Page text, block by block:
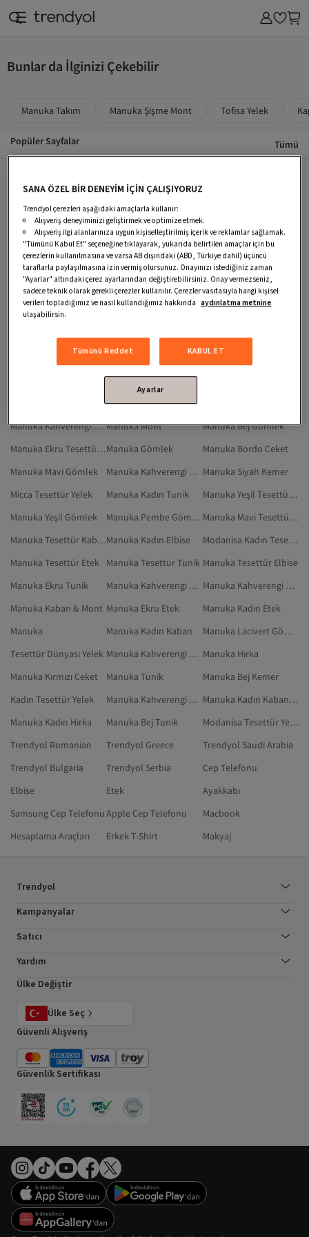
Bunlar da İlginizi Çekebilir
Manuka Takım Manuka Şişme Mont Tofisa Yelek
Popüler Sayfalar Tümü
Manuka Everyday Bag
Modanisa Şişme Yelek
Tesettür Şişme Yelek
Manuka Saten Etek
Manuka Kanvas Çanta Düğmeli Manuka Yelek Regular Manuka Yelek
Dokuma Manuka Yelek Viskon Manuka Yelek
Tunik Manuka Yelek
Kumaş Manuka Yelek
Polyester Manuka Yelek
Kolsuz Manuka Yelek
Manuka Kadın Giyim
Manuka Gri Tesettür CeketManuka Giyim
Manuka Pembe Ceket
Manuka Broş
Manuka Haki Ceket
Manuka Gri Ceket
Manuka Kahverengi Kemer
Manuka Kahverengi Gömlek Manuka Mont
Manuka Bej Gömlek
Manuka Ekru Tesettür GömlekManuka Gömlek
Manuka Bordo Ceket
Manuka Mavi Gömlek
Manuka Kahverengi Tesettür Gömlek Manuka Siyah Kemer
Micca Tesettür Yelek
Manuka Kadın Tunik
Manuka Yeşil Tesettür Gömlek
Manuka Yeşil Gömlek
Manuka Pembe Gömlek
Manuka Mavi Tesettür Gömlek
Manuka Tesettür KabanManuka Kadın Elbise
Modanisa Kadın Tesettür Yelek
Manuka Tesettür Etek
Manuka Tesettür Tunik Manuka Tesettür Elbise
Manuka Ekru Tunik
Manuka Kahverengi Etek
Manuka Kahverengi Kaban
Manuka Kaban & Mont Manuka Ekru Etek
Manuka Kadın Etek
Manuka
Manuka Kadın Kaban
Manuka Lacivert Gömlek
Tesettür Dünyası Yelek
Manuka Kahverengi Bere Manuka Hırka
Manuka Kırmızı Ceket
Manuka Tunik
Manuka Bej Kemer
Kadın Tesettür Yelek
Manuka Kahverengi Kaban & Mont
Manuka Kadın Kaban & Mont
Manuka Kadın Hırka
Manuka Bej Tunik
Modanisa Tesettür Yelek
Trendyol Romanian
Trendyol Greece
Trendyol Saudi Arabia
Trendyol Bulgaria
Trendyol Serbia
Cep Telefonu
Elbise
Etek
Ayakkabı
Samsung Cep TelefonuApple Cep Telefonu
Macbook
Hesaplama Araçları
Erkek T-Shirt Makyaj
Trendyol
Kampanyalar
Satıcı
Yardım
Ülke Değiştir
Ülke Seç
Güvenli Alışveriş
Güvenlik Sertifikası
SANA ÖZEL BİR DENEYİM İÇİN ÇALIŞIYORUZ
Trendyol çerezleri aşağıdaki amaçlarla kullanır:
Alışveriş deneyiminizi geliştirmek ve optimize etmek.
Alışveriş ilgi alanlarınıza uygun kişiselleştirilmiş içerik ve reklamlar sağlamak.
"Tümünü Kabul Et" seçeneğine tıklayarak, yukarıda belirtilen amaçlar için bu
çerezlerin kullanılmasına ve varsa AB dışındaki (ABD, Türkiye dahil) üçüncü
taraflarla paylaşılmasına izin vermiş olursunuz. Onayınızı istediğiniz zaman
"Ayarlar" altındaki çerez ayarlarından değiştirebilirsiniz. Onay vermezseniz,
sadece teknik olarak gerekli çerezler kullanılır. Çerezler vasıtasıyla hangi kişisel
verileri topladığımız ve nasıl kullandığımız hakkında aydınlatma metnine
ulaşabilirsin.
Tümünü Reddet KABUL ET
Ayarlar